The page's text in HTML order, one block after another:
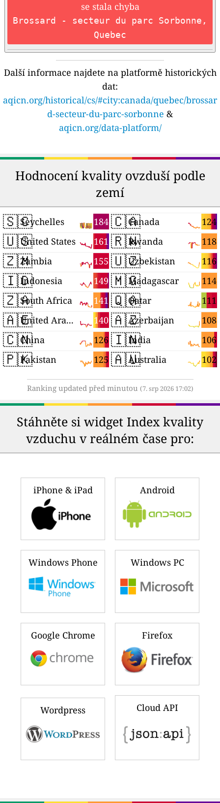
se stala chyba
Brossard - secteur du parc Sorbonne,
Quebec
Další informace najdete na platformě historických
dat:
aqicn.org/historical/cs/#city:canada/quebec/brossar
d-secteur-du-parc-sorbonne &
aqicn.org/data-platform/
Hodnocení kvality ovzduší podle
zemí
🇸🇨 184
Seychelles
🇺🇸 161
United States
🇿🇲 155
Zambia
🇮🇩 149
Indonesia
🇿🇦 141
South Africa
🇦🇪 140
United Arab Emirates
🇨🇳 126
China
🇵🇰 125
Pakistan
🇨🇦 124
Canada
🇷🇼 118
Rwanda
🇺🇿 116
Uzbekistan
🇲🇬 114
Madagascar
🇶🇦 111
Qatar
🇦🇿 108
Azerbaijan
🇮🇳 106
India
🇦🇺 102
Australia
Ranking updated před minutou (7. srp 2026 17:02)
Stáhněte si widget Index kvality
vzduchu v reálném čase pro:
iPhone & iPad Android
Windows Phone Windows PC
Google Chrome Firefox
Wordpress Cloud API